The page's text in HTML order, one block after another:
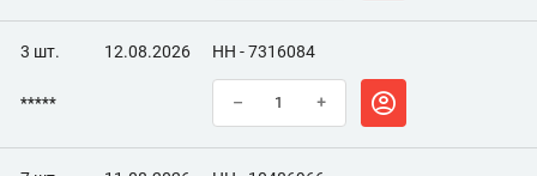
3 шт. 12.08.2026 НН - 7316084
***** – +